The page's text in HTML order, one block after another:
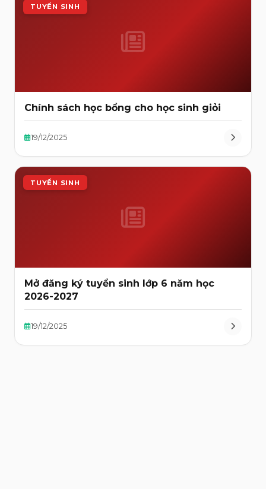
TUYỂN SINH
Chính sách học bổng cho học sinh giỏi
19/12/2025
TUYỂN SINH
Mở đăng ký tuyển sinh lớp 6 năm học
2026-2027
19/12/2025